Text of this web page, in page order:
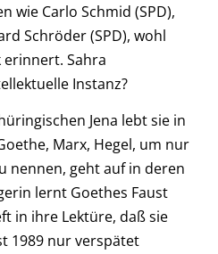
wie Carlo Schmid (SPD),
Schröder (SPD), wohl
erinnert. Sahra
Instanz?
Jena lebt sie in
Marx, Hegel, um nur
nennen, geht auf in deren
lernt Goethes Faust
in ihre Lektüre, daß sie
1989 nur verspätet